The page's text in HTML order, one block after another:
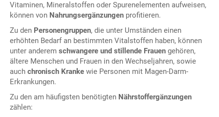
Vitaminen, Mineralstoffen oder Spurenelementen aufweisen,
können von Nahrungsergänzungen profitieren.
Zu den Personengruppen, die unter Umständen einen
erhöhten Bedarf an bestimmten Vitalstoffen haben, können
unter anderem schwangere und stillende Frauen gehören,
ältere Menschen und Frauen in den Wechseljahren, sowie
auch chronisch Kranke wie Personen mit Magen-Darm-
Erkrankungen.
Zu den am häufigsten benötigten Nährstoffergänzungen
zählen: